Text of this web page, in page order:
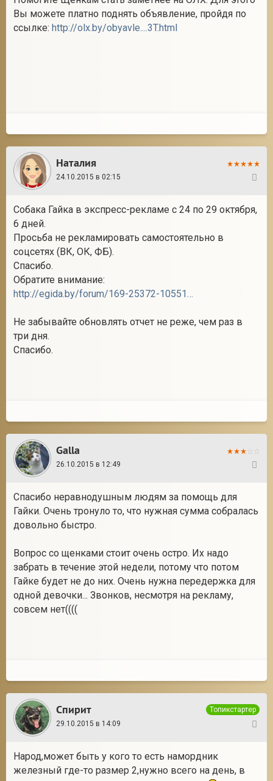
Вы можете платно поднять объявление, пройдя по
ссылке: http://olx.by/obyavle....3T.html
Наталия
24.10.2015 в 02:15
Собака Гайка в экспресс-рекламе с 24 по 29 октября,
6 дней.
Просьба не рекламировать самостоятельно в
соцсетях (ВК, ОК, ФБ).
Спасибо.
Обратите внимание:
http://egida.by/forum/169-25372-1055110-16-1439244503
Не забывайте обновлять отчет не реже, чем раз в
три дня.
Спасибо.
Galla
26.10.2015 в 12:49
Спасибо неравнодушным людям за помощь для
Гайки. Очень тронуло то, что нужная сумма собралась
довольно быстро.
Вопрос со щенками стоит очень остро. Их надо
забрать в течение этой недели, потому что потом
Гайке будет не до них. Очень нужна передержка для
одной девочки... Звонков, несмотря на рекламу,
совсем нет((((
Спирит
Топикстартер
29.10.2015 в 14:09
Народ,может быть у кого то есть намордник
железный где-то размер 2,нужно всего на день, в